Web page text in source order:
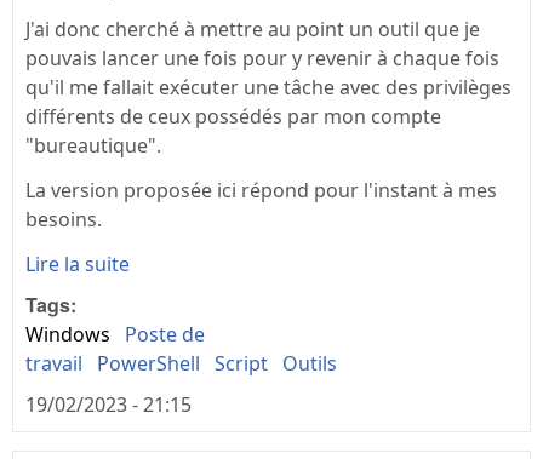
J'ai donc cherché à mettre au point un outil que je
pouvais lancer une fois pour y revenir à chaque fois
qu'il me fallait exécuter une tâche avec des privilèges
différents de ceux possédés par mon compte
"bureautique".
La version proposée ici répond pour l'instant à mes
besoins.
Lire la suite
Tags:
Windows
Poste de
travail
PowerShell Script Outils
19/02/2023 - 21:15